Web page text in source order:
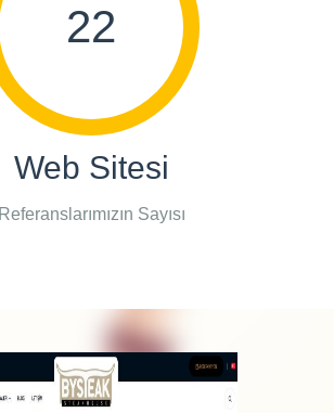
22
Web Sitesi
Referanslarımızın Sayısı